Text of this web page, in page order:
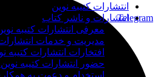
Telegram
انتشارات کتیبه نوین
انتشارات و ناشر کتاب
معرفی انتشارات کتیبه
مدیریت و خدمات انتشارات
افتخارات انتشارات کتیبه
حضور انتشارات کتیبه
استخدام و دعوت به